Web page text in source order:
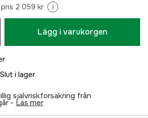
pris 2 059 kr i
Lägg i varukorgen
Slut i lager
självriskförsäkring från
- läs mer